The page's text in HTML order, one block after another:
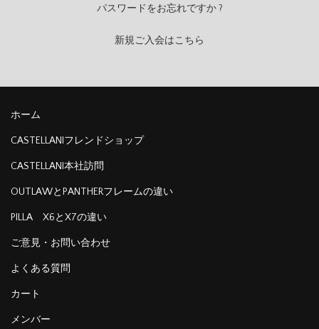
パスワードをお忘れですか ?
新規ご入会はこちら
ホーム
CASTELLANIフレンドショップ
CASTELLANI本社訪問
OUTLAWとPANTHERフレームの違い
PILLA X6とX7の違い
ご意見・お問い合わせ
よくある質問
カート
メンバー